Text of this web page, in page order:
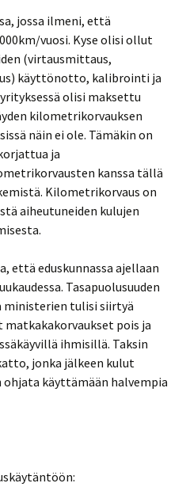
jossa ilmeni, että
vuosi. Kyse olisi ollut
(virtausmittaus,
käyttönotto, kalibrointi ja
olisi maksettu
kilometrikorvauksen
näin ei ole. Tämäkin on
ja
kanssa tällä
Kilometrikorvaus on
aiheutuneiden kulujen
että eduskunnassa ajellaan
Tasapuolusuuden
ministerien tulisi siirtyä
pois ja
ihmisillä. Taksin
jonka jälkeen kulut
käyttämään halvempia